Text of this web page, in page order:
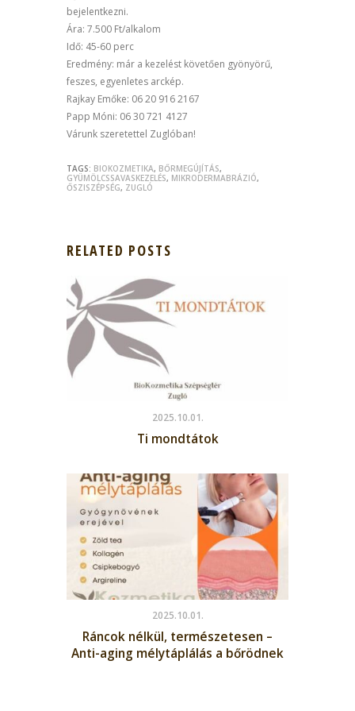
bejelentkezni.
Ára: 7.500 Ft/alkalom
Idő: 45-60 perc
Eredmény: már a kezelést követően gyönyörű,
feszes, egyenletes arckép.
Rajkay Emőke: 06 20 916 2167
Papp Móni: 06 30 721 4127
Várunk szeretettel Zuglóban!
TAGS: BIOKOZMETIKA, BŐRMEGÚJÍTÁS,
GYÜMÖLCSSAVASKEZELÉS, MIKRODERMABRÁZIÓ,
ŐSZISZÉPSÉG, ZUGLÓ
RELATED POSTS
2025.10.01.
Ti mondtátok
2025.10.01.
Ráncok nélkül, természetesen –
Anti-aging mélytáplálás a bőrödnek